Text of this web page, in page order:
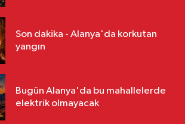
Son dakika - Alanya'da korkutan
yangın
Bugün Alanya'da bu mahallelerde
elektrik olmayacak